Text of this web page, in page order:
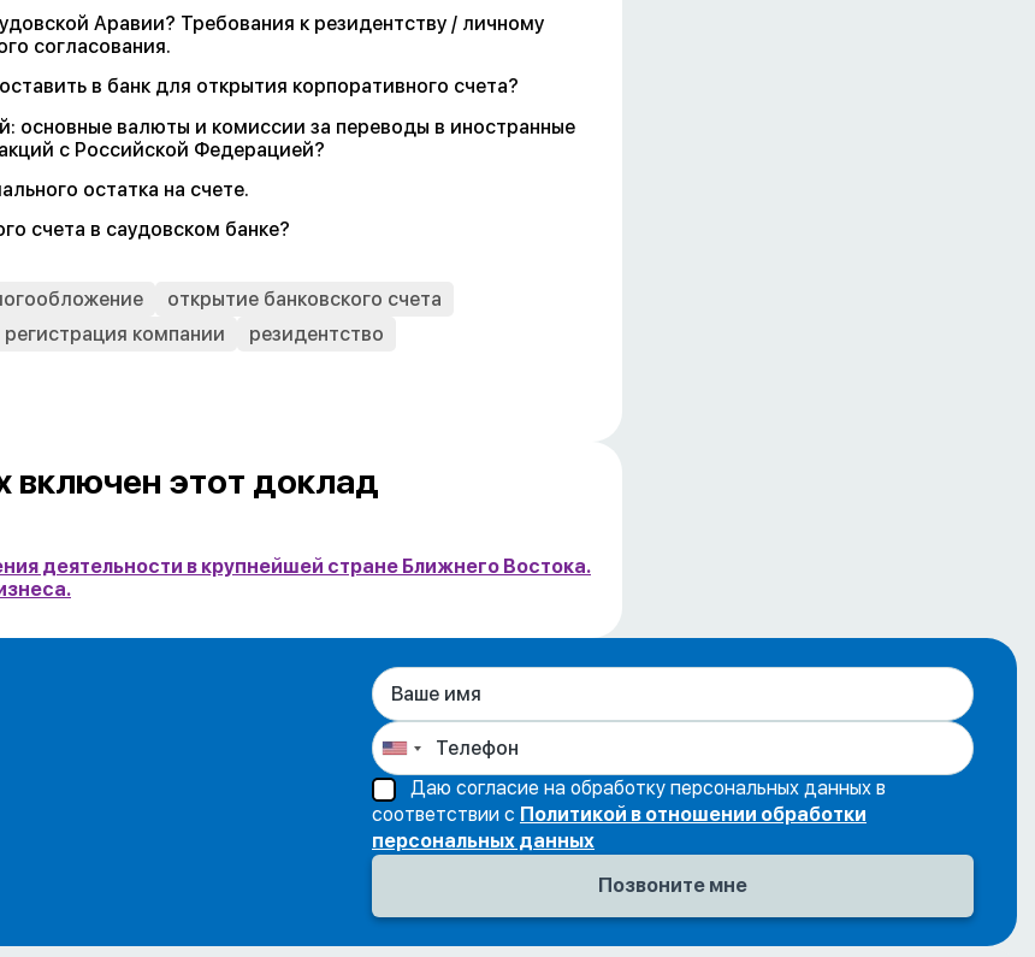
Аравии? Требования к резидентству / личному
согласования.
в банк для открытия корпоративного счета?
основные валюты и комиссии за переводы в иностранные
с Российской Федерацией?
остатка на счете.
счета в саудовском банке?
открытие банковского счета
регистрация компании
резидентство
этот доклад
деятельности в крупнейшей стране Ближнего Востока.
Даю согласие на обработку персональных данных в
соответствии с Политикой в отношении обработки
персональных данных